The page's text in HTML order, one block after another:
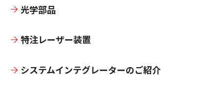
光学部品
特注レーザー装置
システムインテグレーターのご紹介